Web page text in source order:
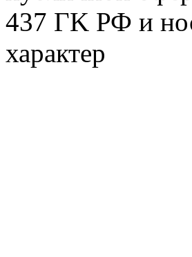
437 ГK РФ и
характер